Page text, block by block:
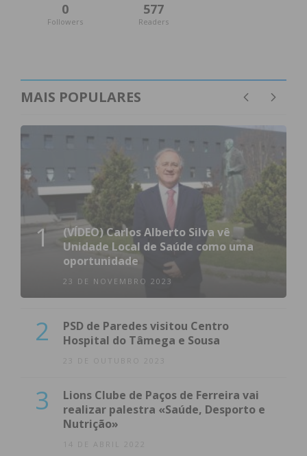
0
Followers
577
Readers
MAIS POPULARES
1
(VÍDEO) Carlos Alberto Silva vê
Unidade Local de Saúde como uma
oportunidade
23 DE NOVEMBRO 2023
2
PSD de Paredes visitou Centro
Hospital do Tâmega e Sousa
23 DE OUTUBRO 2023
3
Lions Clube de Paços de Ferreira vai
realizar palestra «Saúde, Desporto e
Nutrição»
14 DE ABRIL 2022